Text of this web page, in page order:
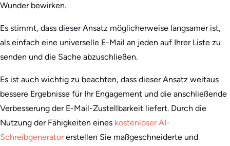
Wunder bewirken.
Es stimmt, dass dieser Ansatz möglicherweise langsamer ist,
als einfach eine universelle E-Mail an jeden auf Ihrer Liste zu
senden und die Sache abzuschließen.
Es ist auch wichtig zu beachten, dass dieser Ansatz weitaus
bessere Ergebnisse für Ihr Engagement und die anschließende
Verbesserung der E-Mail-Zustellbarkeit liefert. Durch die
Nutzung der Fähigkeiten eines kostenloser AI-
Schreibgeneratorerstellen Sie maßgeschneiderte und